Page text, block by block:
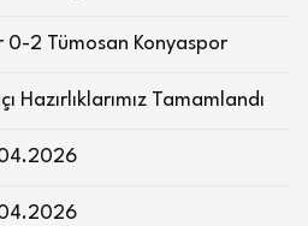
2 Tümosan Konyaspor
Hazırlıklarımız Tamamlandı